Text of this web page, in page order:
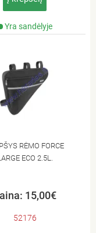
Yra sandėlyje
RĖMO FORCE
ECO 2.5L.
15,00€
52176